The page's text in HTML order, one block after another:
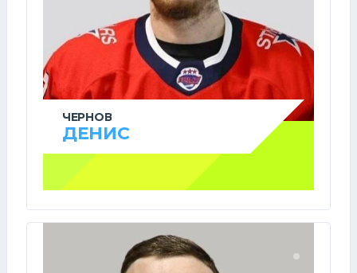
ЧЕРНОВ
ДЕНИС